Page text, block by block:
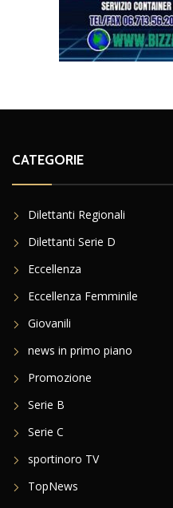
CATEGORIE
Dilettanti Regionali
Dilettanti Serie D
Eccellenza
Eccellenza Femminile
Giovanili
news in primo piano
Promozione
Serie B
Serie C
sportinoro TV
TopNews